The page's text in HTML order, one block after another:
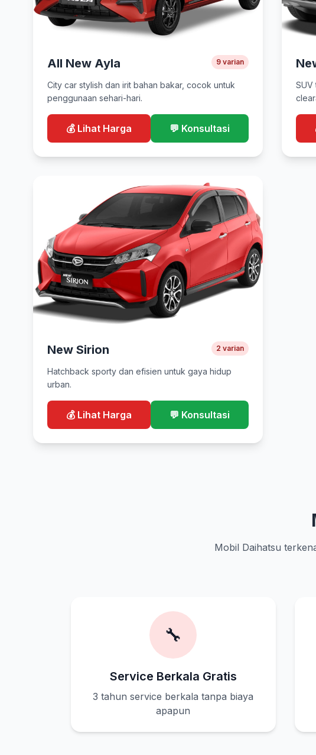
All New Ayla 9 varian
City car stylish dan irit bahan bakar, cocok untuk
penggunaan sehari-hari.
💰 Lihat Harga 💬 Konsultasi
New Sirion 2 varian
Hatchback sporty dan efisien untuk gaya hidup
urban.
💰 Lihat Harga 💬 Konsultasi
Mobil Daihatsu
🔧
Service Berkala Gratis
3 tahun service berkala tanpa biaya
apapun